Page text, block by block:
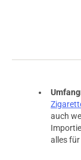
auch
alles